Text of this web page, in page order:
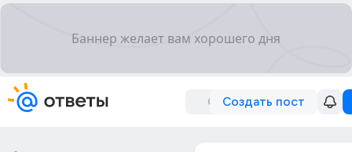
Создать пост